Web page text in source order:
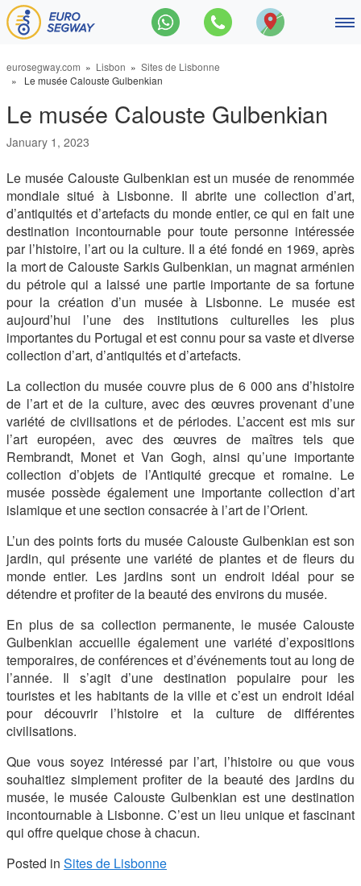
Main Navigation
Balades en segway
Grand tour de Lisbonne, 180
Contact
À propos
Blog
Français
eurosegway.com » Lisbon » Sites de Lisbonne
» Le musée Calouste Gulbenkian
Le musée Calouste Gulbenkian
January 1, 2023
Le musée Calouste Gulbenkian est un musée de renommée
mondiale situé à Lisbonne. Il abrite une collection d’art,
d’antiquités et d’artefacts du monde entier, ce qui en fait une
destination incontournable pour toute personne intéressée
par l’histoire, l’art ou la culture. Il a été fondé en 1969, après
la mort de Calouste Sarkis Gulbenkian, un magnat arménien
du pétrole qui a laissé une partie importante de sa fortune
pour la création d’un musée à Lisbonne. Le musée est
aujourd’hui l’une des institutions culturelles les plus
importantes du Portugal et est connu pour sa vaste et diverse
collection d’art, d’antiquités et d’artefacts.
La collection du musée couvre plus de 6 000 ans d’histoire
de l’art et de la culture, avec des œuvres provenant d’une
variété de civilisations et de périodes. L’accent est mis sur
l’art européen, avec des œuvres de maîtres tels que
Rembrandt, Monet et Van Gogh, ainsi qu’une importante
collection d’objets de l’Antiquité grecque et romaine. Le
musée possède également une importante collection d’art
islamique et une section consacrée à l’art de l’Orient.
L’un des points forts du musée Calouste Gulbenkian est son
jardin, qui présente une variété de plantes et de fleurs du
monde entier. Les jardins sont un endroit idéal pour se
détendre et profiter de la beauté des environs du musée.
En plus de sa collection permanente, le musée Calouste
Gulbenkian accueille également une variété d’expositions
temporaires, de conférences et d’événements tout au long de
l’année. Il s’agit d’une destination populaire pour les
touristes et les habitants de la ville et c’est un endroit idéal
pour découvrir l’histoire et la culture de différentes
civilisations.
Que vous soyez intéressé par l’art, l’histoire ou que vous
souhaitiez simplement profiter de la beauté des jardins du
musée, le musée Calouste Gulbenkian est une destination
incontournable à Lisbonne. C’est un lieu unique et fascinant
qui offre quelque chose à chacun.
Posted in Sites de Lisbonne